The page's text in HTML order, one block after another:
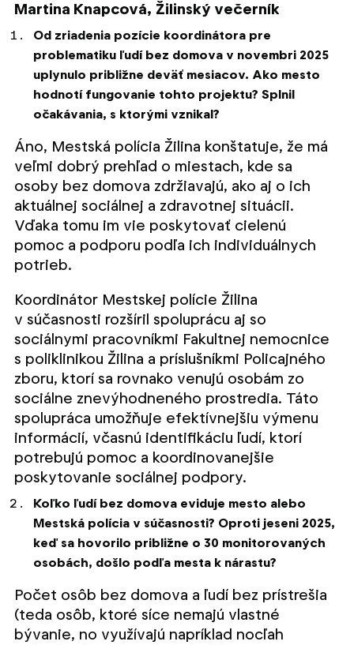
Martina Knapcová, Žilinský večerník
Od zriadenia pozície koordinátora pre
problematiku ľudí bez domova v novembri 2025
uplynulo približne deväť mesiacov. Ako mesto
hodnotí fungovanie tohto projektu? Splnil
očakávania, s ktorými vznikal?
Áno, Mestská polícia Žilina konštatuje, že má
veľmi dobrý prehľad o miestach, kde sa
osoby bez domova zdržiavajú, ako aj o ich
aktuálnej sociálnej a zdravotnej situácii.
Vďaka tomu im vie poskytovať cielenú
pomoc a podporu podľa ich individuálnych
potrieb.
Koordinátor Mestskej polície Žilina
v súčasnosti rozšíril spoluprácu aj so
sociálnymi pracovníkmi Fakultnej nemocnice
s poliklinikou Žilina a príslušníkmi Policajného
zboru, ktorí sa rovnako venujú osobám zo
sociálne znevýhodneného prostredia. Táto
spolupráca umožňuje efektívnejšiu výmenu
informácií, včasnú identifikáciu ľudí, ktorí
potrebujú pomoc a koordinovanejšie
poskytovanie sociálnej podpory.
Koľko ľudí bez domova eviduje mesto alebo
Mestská polícia v súčasnosti? Oproti jeseni 2025,
keď sa hovorilo približne o 30 monitorovaných
osobách, došlo podľa mesta k nárastu?
Počet osôb bez domova a ľudí bez prístrešia
(teda osôb, ktoré síce nemajú vlastné
bývanie, no využívajú napríklad nocľah